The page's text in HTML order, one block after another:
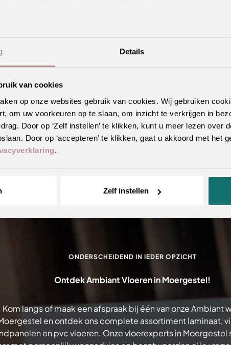
Details
van cookies
op onze websites gebruik van cookies. Wij gebruiken
om uw voorkeuren op te slaan, om inzicht te verkrijgen in
Door op ‘Zelf instellen’ te klikken, kunt u meer lezen over
Door op ‘accepteren’ te klikken, gaat u akkoord met het
.
Zelf instellen
ONDERSCHEIDEND IN IEDER OPZICHT
Ontdek Ambiant Vloeren in Moergestel!
Kom langs of maak een afspraak bij één van onze Ambiant
en ontdek ons complete assortiment laminaat,
en pvc vloeren. Onze vloerexperts in Moergestel